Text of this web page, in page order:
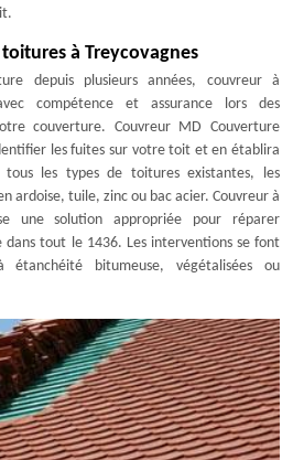
à Treycovagnes
depuis plusieurs années, couvreur à
compétence et assurance lors des
couverture. Couvreur MD Couverture
les fuites sur votre toit et en établira
les types de toitures existantes, les
ardoise, tuile, zinc ou bac acier. Couvreur à
une solution appropriée pour réparer
tout le 1436. Les interventions se font
bitumeuse, végétalisées ou